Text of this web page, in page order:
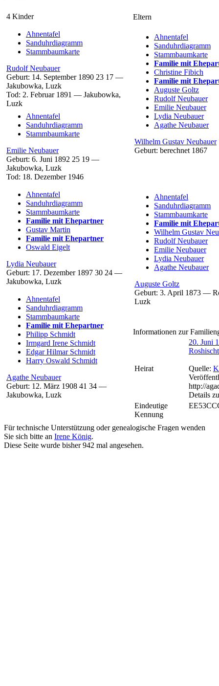
4 Kinder
Ahnentafel
Sanduhrdiagramm
Stammbaumkarte
RudolfNeubauer
Geburt: 14. September 1890 23 17 —
Jakubowka, Luzk
Tod: 2. Februar 1891 — Jakubowka,
Luzk
Ahnentafel
Sanduhrdiagramm
Stammbaumkarte
Emilie Neubauer
Geburt: 6. Juni 1892 25 19 —
Jakubowka, Luzk
Tod: 18. Dezember 1946
Ahnentafel
Sanduhrdiagramm
Stammbaumkarte
Familie mit Ehepartner
Gustav Martin
Familie mit Ehepartner
Oswald Eigelt
Lydia Neubauer
Geburt: 17. Dezember 1897 30 24 —
Jakubowka, Luzk
Ahnentafel
Sanduhrdiagramm
Stammbaumkarte
Familie mit Ehepartner
Philipp Schmidt
Irmgard Irene Schmidt
Edgar Hilmar Schmidt
Harry Oswald Schmidt
Agathe Neubauer
Geburt: 12. März 1908 41 34 —
Jakubowka, Luzk
Eltern
Ahnentafel
Sanduhrdiagramm
Stammbaumkarte
Familie mit
Christine Fibich
Familie mit
Auguste Goltz
RudolfNeubauer
Emilie Neubauer
Lydia Neubauer
Agathe Neubauer
Wilhelm Gustav Neubauer
Geburt: berechnet 1867
Ahnentafel
Sanduhrdiagramm
Stammbaumkarte
Familie mit
Wilhelm Gustav
RudolfNeubauer
Emilie Neubauer
Lydia Neubauer
Agathe Neubauer
Auguste Goltz
Geburt: 3. April 1873 —
Luzk
Informationen zur
Heirat
20. Juni
Quelle:
http://
Details
Eindeutige
Kennung
Für technische Unterstützung oder genealogische Fragen wenden
Sie sich bitte an Irene König.
Diese Seite wurde bisher942 mal angesehen.